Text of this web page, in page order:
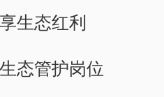
生态红利
态管护岗位